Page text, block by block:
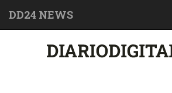
DD24 NEWS